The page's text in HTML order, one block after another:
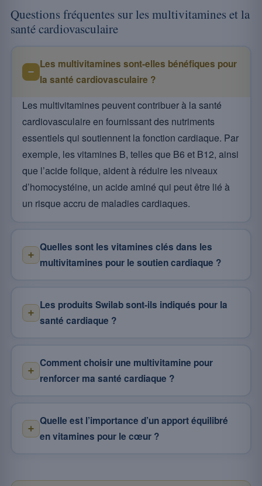
Questions fréquentes sur les multivitamines et la
santé cardiovasculaire
Les multivitamines sont-elles bénéfiques pour
la santé cardiovasculaire ?
Les multivitamines peuvent contribuer à la santé
cardiovasculaire en fournissant des nutriments
essentiels qui soutiennent la fonction cardiaque. Par
exemple, les vitamines B, telles que B6 et B12, ainsi
que l’acide folique, aident à réduire les niveaux
d’homocystéine, un acide aminé qui peut être lié à
un risque accru de maladies cardiaques.
Quelles sont les vitamines clés dans les
multivitamines pour le soutien cardiaque ?
Les produits Swilab sont-ils indiqués pour la
santé cardiaque ?
Comment choisir une multivitamine pour
renforcer ma santé cardiaque ?
Quelle est l’importance d’un apport équilibré
en vitamines pour le cœur ?